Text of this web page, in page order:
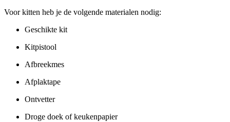
Voor kitten heb je de volgende materialen nodig:
Geschikte kit
Kitpistool
Afbreekmes
Afplaktape
Ontvetter
Droge doek of keukenpapier